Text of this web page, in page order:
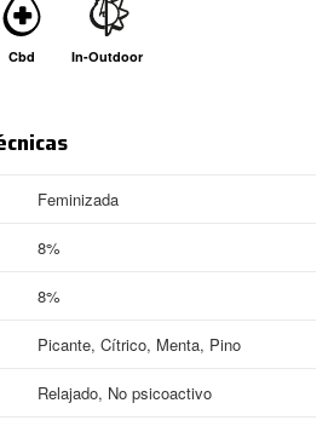
Cbd In-Outdoor
Feminizada
8%
8%
Picante, Cítrico, Menta, Pino
Relajado, No psicoactivo